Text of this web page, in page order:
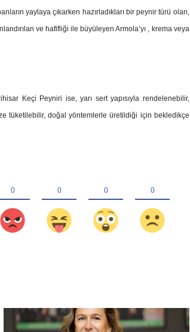
yaylaya çıkarken hazırladıkları bir peynir türü olan,
ve hafifliği ile büyüleyen Armola’yı , krema veya
Keçi Peyniri ise, yarı sert yapısıyla rendelenebilir,
tüketilebilir, doğal yöntemlerle üretildiği için bekledikçe